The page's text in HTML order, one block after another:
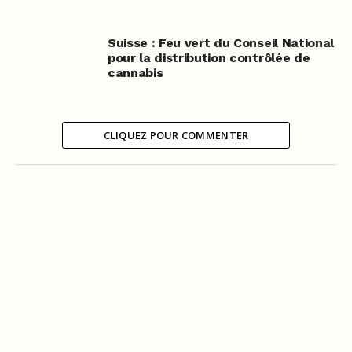
Suisse : Feu vert du Conseil National
pour la distribution contrôlée de
cannabis
CLIQUEZ POUR COMMENTER